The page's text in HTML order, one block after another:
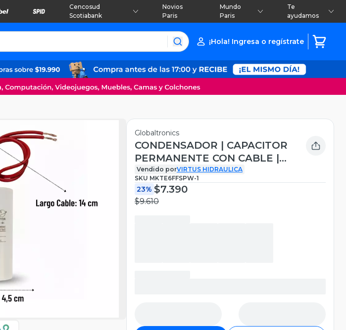
Cencosud
Scotiabank
Novios
Paris
Mundo
Paris
Te
ayudamos
¡Hola! Ingresa o regístrate
Globaltronics
CONDENSADOR | CAPACITOR
PERMANENTE CON CABLE |
30 UF | 450VAC | 50/60 HZ
Vendido porVIRTUS HIDRAULICA
SKU MKTE6FFSPW-1
23% $7.390
$9.610